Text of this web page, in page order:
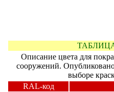
Описание цвета для
сооружений. Опубликовано
выборе
RAL-код